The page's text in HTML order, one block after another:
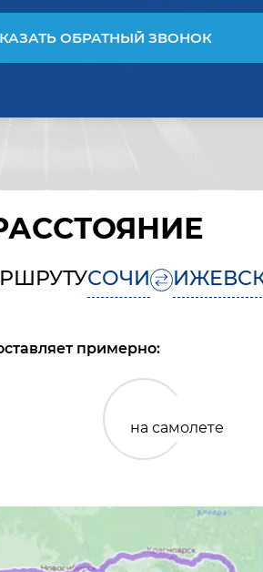
ОБРАТНЫЙ ЗВОНОК
СОЧИ
примерно:
на самолете